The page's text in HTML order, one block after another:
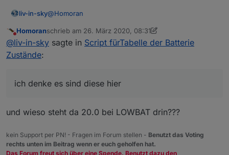
liv-in-sky@Homoran
ich denke es sind diese hier
Nicht stören
Homoranschrieb am 26. März 2020, 08:31
zuletzt editiert von Homoran
@liv-in-sky sagte in Script fürTabelle der Batterie
Zustände:
ich denke es sind diese hier
und wieso steht da 20.0 bei LOWBAT drin???
kein Support per PN! - Fragen im Forum stellen - Benutzt das Voting
rechts unten im Beitrag wenn er euch geholfen hat.
Das Forum freut sich über eine Spende. Benutzt dazu den